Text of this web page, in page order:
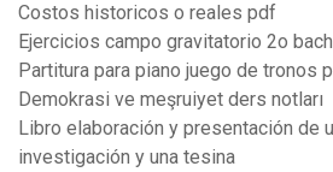
Costos historicos o reales pdf
Ejercicios campo gravitatorio 2o
Partitura para piano juego de tronos
Demokrasi ve meşruiyet ders notları
Libro elaboración y presentación de
investigación y una tesina